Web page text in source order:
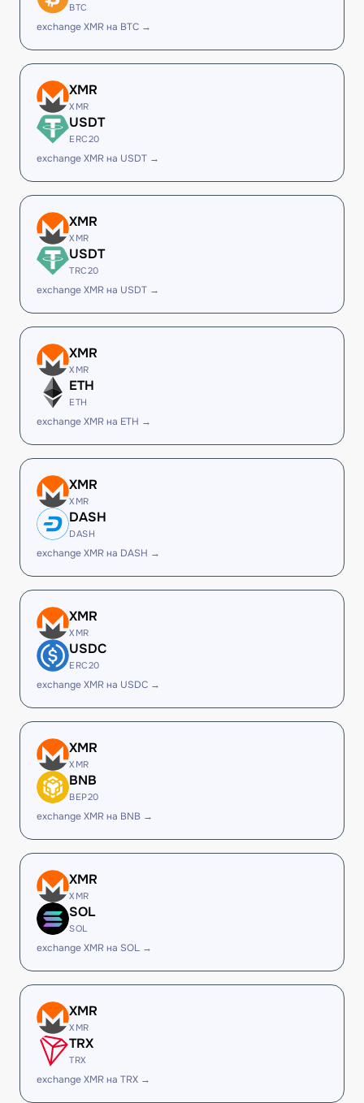
BTC
exchange XMR на BTC →
XMR
XMR
USDT
ERC20
exchange XMR на USDT →
XMR
XMR
USDT
TRC20
exchange XMR на USDT →
XMR
XMR
ETH
ETH
exchange XMR на ETH →
XMR
XMR
DASH
DASH
exchange XMR на DASH →
XMR
XMR
USDC
ERC20
exchange XMR на USDC →
XMR
XMR
BNB
BEP20
exchange XMR на BNB →
XMR
XMR
SOL
SOL
exchange XMR на SOL →
XMR
XMR
TRX
TRX
exchange XMR на TRX →